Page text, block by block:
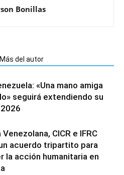
Bonillas
Más del autor
«Una mano amiga
seguirá extendiendo su
Venezolana, CICR e IFRC
acuerdo tripartito para
la acción humanitaria en